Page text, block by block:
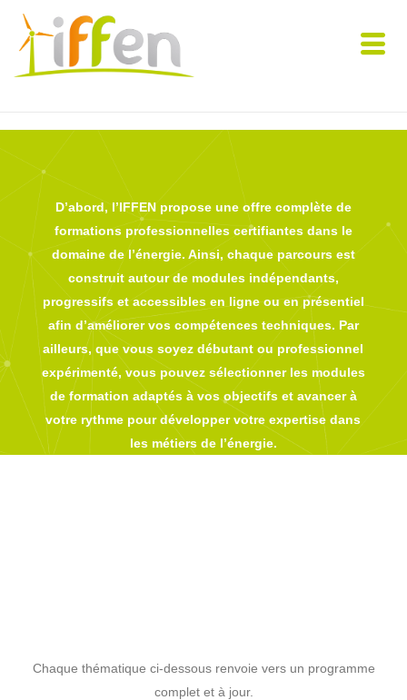
D’abord, l’IFFEN propose une offre complète de
formations professionnelles certifiantes dans le
domaine de l’énergie. Ainsi, chaque parcours est
construit autour de modules indépendants,
progressifs et accessiblesen ligne ou en présentiel
afin d’améliorer vos compétences techniques. Par
ailleurs, que vous soyez débutant ou professionnel
expérimenté, vous pouvez sélectionner les modules
de formation adaptés à vos objectifset avancer à
votre rythme pour développer votre expertise dans
les métiers de l’énergie.
Chaque thématique ci-dessous renvoie vers un programme
complet et à jour.